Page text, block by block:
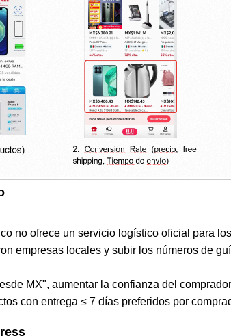
no ofrece un servicio logístico oficial para
empresas locales y subir los números de
MX", aumentar la confianza del
con entrega ≤ 7 días preferidos por